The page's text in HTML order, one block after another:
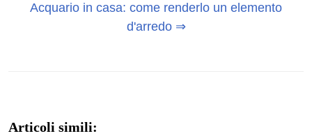
Acquario in casa: come renderlo un elemento
d'arredo ⇒
Articoli simili: